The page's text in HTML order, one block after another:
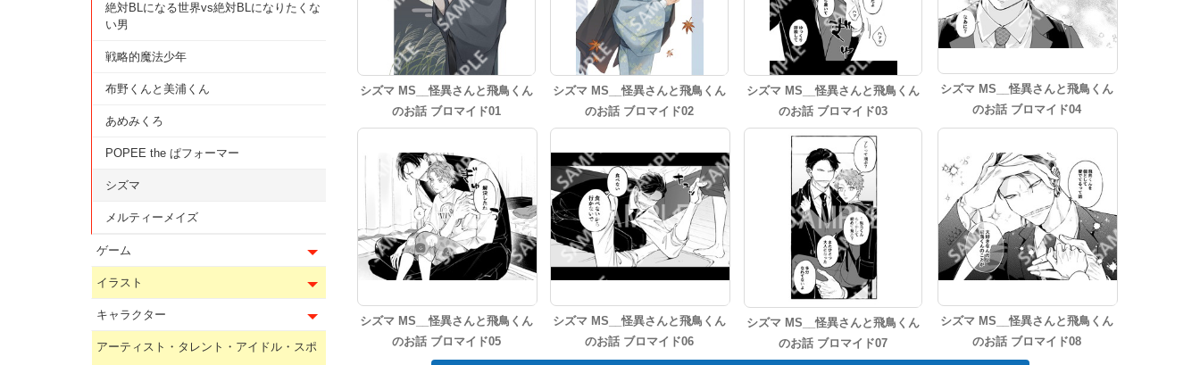
シズマ MS__怪異さんと飛鳥くん
のお話 ブロマイド01
シズマ MS__怪異さんと飛鳥くん
のお話 ブロマイド02
シズマ MS__怪異さんと飛鳥くん
のお話 ブロマイド03
シズマ MS__怪異さんと飛鳥くん
のお話 ブロマイド04
シズマ MS__怪異さんと飛鳥くん
のお話 ブロマイド05
シズマ MS__怪異さんと飛鳥くん
のお話 ブロマイド06
シズマ MS__怪異さんと飛鳥くん
のお話 ブロマイド07
シズマ MS__怪異さんと飛鳥くん
のお話 ブロマイド08
絶対BLになる世界vs絶対BLになりたくな
い男
戦略的魔法少年
布野くんと美浦くん
あめみくろ
POPEE the ぱフォーマー
シズマ
メルティーメイズ
ゲーム
イラスト
キャラクター
アーティスト・タレント・アイドル・スポ